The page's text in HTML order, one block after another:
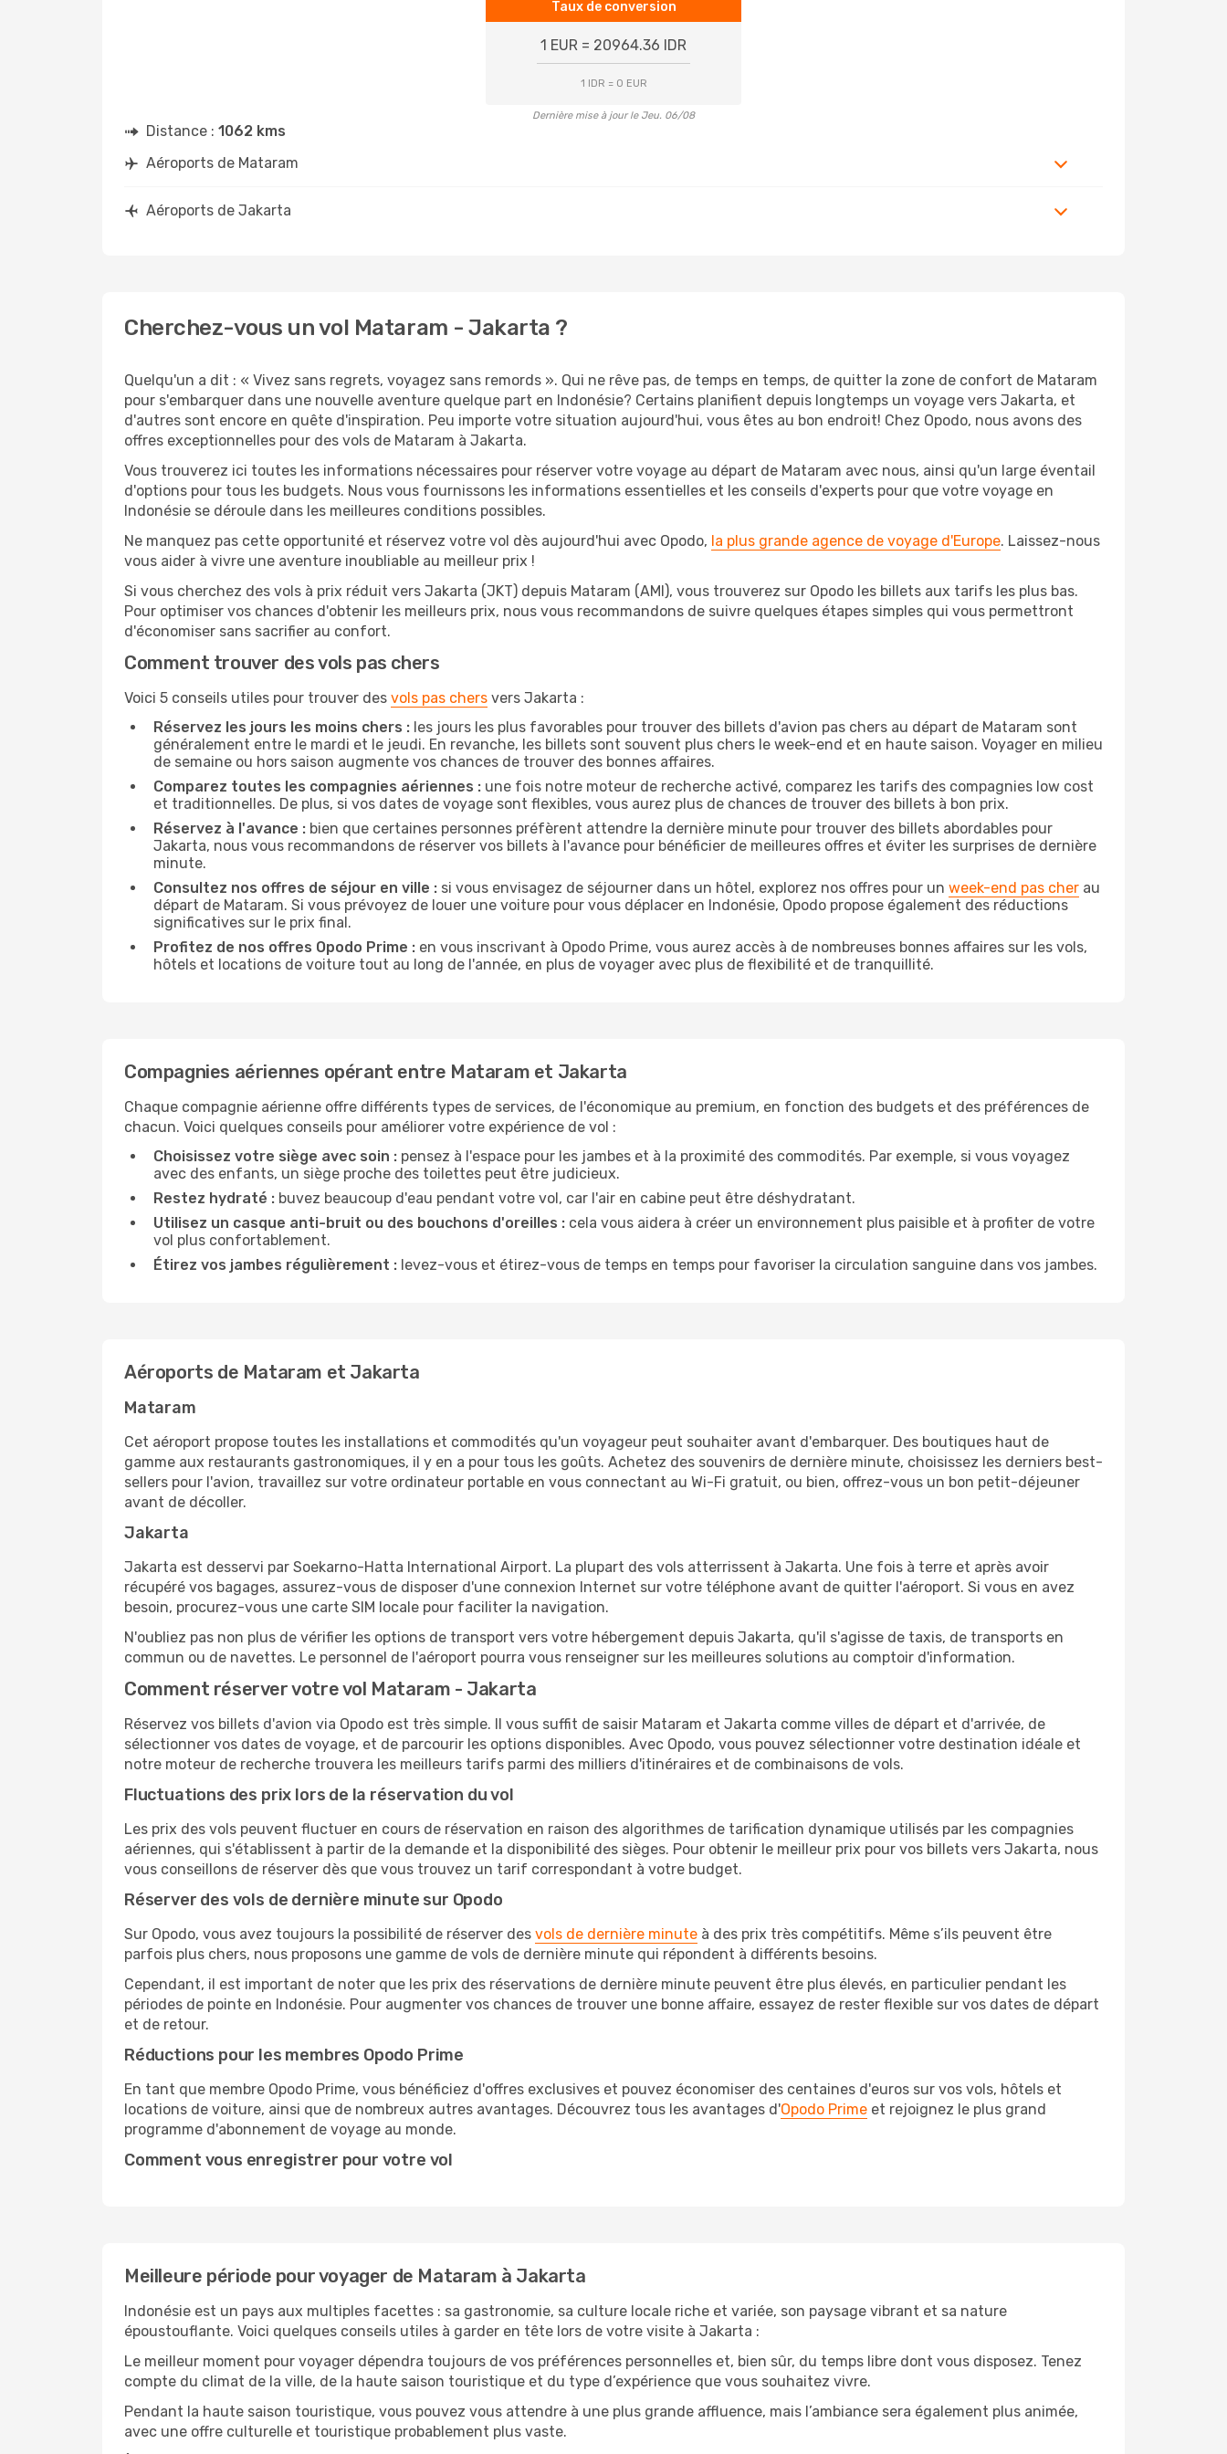
Taux de conversion
1 EUR = 20964.36 IDR
1 IDR = 0 EUR
Dernière mise à jour le Jeu. 06/08
Distance : 1062 kms
Aéroports de Mataram
Aéroports de Jakarta
Cherchez-vous un vol Mataram - Jakarta ?
Quelqu'un a dit : « Vivez sans regrets, voyagez sans remords ». Qui ne rêve pas, de temps en temps, de quitter la zone de confort de Mataram
pour s'embarquer dans une nouvelle aventure quelque part en Indonésie? Certains planifient depuis longtemps un voyage vers Jakarta, et
d'autres sont encore en quête d'inspiration. Peu importe votre situation aujourd'hui, vous êtes au bon endroit! Chez Opodo, nous avons des
offres exceptionnelles pour des vols de Mataram à Jakarta.
Vous trouverez ici toutes les informations nécessaires pour réserver votre voyage au départ de Mataram avec nous, ainsi qu'un large éventail
d'options pour tous les budgets. Nous vous fournissons les informations essentielles et les conseils d'experts pour que votre voyage en
Indonésie se déroule dans les meilleures conditions possibles.
Ne manquez pas cette opportunité et réservez votre vol dès aujourd'hui avec Opodo, la plus grande agence de voyage d'Europe. Laissez-nous
vous aider à vivre une aventure inoubliable au meilleur prix !
Si vous cherchez des vols à prix réduit vers Jakarta (JKT) depuis Mataram (AMI), vous trouverez sur Opodo les billets aux tarifs les plus bas.
Pour optimiser vos chances d'obtenir les meilleurs prix, nous vous recommandons de suivre quelques étapes simples qui vous permettront
d'économiser sans sacrifier au confort.
Comment trouver des vols pas chers
Voici 5 conseils utiles pour trouver des vols pas chers vers Jakarta :
Réservez les jours les moins chers : les jours les plus favorables pour trouver des billets d'avion pas chers au départ de Mataram sont
généralement entre le mardi et le jeudi. En revanche, les billets sont souvent plus chers le week-end et en haute saison. Voyager en milieu
de semaine ou hors saison augmente vos chances de trouver des bonnes affaires.
Comparez toutes les compagnies aériennes : une fois notre moteur de recherche activé, comparez les tarifs des compagnies low cost
et traditionnelles. De plus, si vos dates de voyage sont flexibles, vous aurez plus de chances de trouver des billets à bon prix.
Réservez à l'avance : bien que certaines personnes préfèrent attendre la dernière minute pour trouver des billets abordables pour
Jakarta, nous vous recommandons de réserver vos billets à l'avance pour bénéficier de meilleures offres et éviter les surprises de dernière
minute.
Consultez nos offres de séjour en ville : si vous envisagez de séjourner dans un hôtel, explorez nos offres pour un week-end pas cher au
départ de Mataram. Si vous prévoyez de louer une voiture pour vous déplacer en Indonésie, Opodo propose également des réductions
significatives sur le prix final.
Profitez de nos offres Opodo Prime : en vous inscrivant à Opodo Prime, vous aurez accès à de nombreuses bonnes affaires sur les vols,
hôtels et locations de voiture tout au long de l'année, en plus de voyager avec plus de flexibilité et de tranquillité.
Compagnies aériennes opérant entre Mataram et Jakarta
Chaque compagnie aérienne offre différents types de services, de l'économique au premium, en fonction des budgets et des préférences de
chacun. Voici quelques conseils pour améliorer votre expérience de vol :
Choisissez votre siège avec soin : pensez à l'espace pour les jambes et à la proximité des commodités. Par exemple, si vous voyagez
avec des enfants, un siège proche des toilettes peut être judicieux.
Restez hydraté : buvez beaucoup d'eau pendant votre vol, car l'air en cabine peut être déshydratant.
Utilisez un casque anti-bruit ou des bouchons d'oreilles : cela vous aidera à créer un environnement plus paisible et à profiter de votre
vol plus confortablement.
Étirez vos jambes régulièrement : levez-vous et étirez-vous de temps en temps pour favoriser la circulation sanguine dans vos jambes.
Aéroports de Mataram et Jakarta
Mataram
Cet aéroport propose toutes les installations et commodités qu'un voyageur peut souhaiter avant d'embarquer. Des boutiques haut de
gamme aux restaurants gastronomiques, il y en a pour tous les goûts. Achetez des souvenirs de dernière minute, choisissez les derniers best-
sellers pour l'avion, travaillez sur votre ordinateur portable en vous connectant au Wi-Fi gratuit, ou bien, offrez-vous un bon petit-déjeuner
avant de décoller.
Jakarta
Jakarta est desservi par Soekarno-Hatta International Airport. La plupart des vols atterrissent à Jakarta. Une fois à terre et après avoir
récupéré vos bagages, assurez-vous de disposer d'une connexion Internet sur votre téléphone avant de quitter l'aéroport. Si vous en avez
besoin, procurez-vous une carte SIM locale pour faciliter la navigation.
N'oubliez pas non plus de vérifier les options de transport vers votre hébergement depuis Jakarta, qu'il s'agisse de taxis, de transports en
commun ou de navettes. Le personnel de l'aéroport pourra vous renseigner sur les meilleures solutions au comptoir d'information.
Comment réserver votre vol Mataram - Jakarta
Réservez vos billets d'avion via Opodo est très simple. Il vous suffit de saisir Mataram et Jakarta comme villes de départ et d'arrivée, de
sélectionner vos dates de voyage, et de parcourir les options disponibles. Avec Opodo, vous pouvez sélectionner votre destination idéale et
notre moteur de recherche trouvera les meilleurs tarifs parmi des milliers d'itinéraires et de combinaisons de vols.
Fluctuations des prix lors de la réservation du vol
Les prix des vols peuvent fluctuer en cours de réservation en raison des algorithmes de tarification dynamique utilisés par les compagnies
aériennes, qui s'établissent à partir de la demande et la disponibilité des sièges. Pour obtenir le meilleur prix pour vos billets vers Jakarta, nous
vous conseillons de réserver dès que vous trouvez un tarif correspondant à votre budget.
Réserver des vols de dernière minute sur Opodo
Sur Opodo, vous avez toujours la possibilité de réserver des vols de dernière minute à des prix très compétitifs. Même s’ils peuvent être
parfois plus chers, nous proposons une gamme de vols de dernière minute qui répondent à différents besoins.
Cependant, il est important de noter que les prix des réservations de dernière minute peuvent être plus élevés, en particulier pendant les
périodes de pointe en Indonésie. Pour augmenter vos chances de trouver une bonne affaire, essayez de rester flexible sur vos dates de départ
et de retour.
Réductions pour les membres Opodo Prime
En tant que membre Opodo Prime, vous bénéficiez d'offres exclusives et pouvez économiser des centaines d'euros sur vos vols, hôtels et
locations de voiture, ainsi que de nombreux autres avantages. Découvrez tous les avantages d'Opodo Prime et rejoignez le plus grand
programme d'abonnement de voyage au monde.
Comment vous enregistrer pour votre vol
Meilleure période pour voyager de Mataram à Jakarta
Indonésie est un pays aux multiples facettes : sa gastronomie, sa culture locale riche et variée, son paysage vibrant et sa nature
époustouflante. Voici quelques conseils utiles à garder en tête lors de votre visite à Jakarta :
Le meilleur moment pour voyager dépendra toujours de vos préférences personnelles et, bien sûr, du temps libre dont vous disposez. Tenez
compte du climat de la ville, de la haute saison touristique et du type d’expérience que vous souhaitez vivre.
Pendant la haute saison touristique, vous pouvez vous attendre à une plus grande affluence, mais l’ambiance sera également plus animée,
avec une offre culturelle et touristique probablement plus vaste.